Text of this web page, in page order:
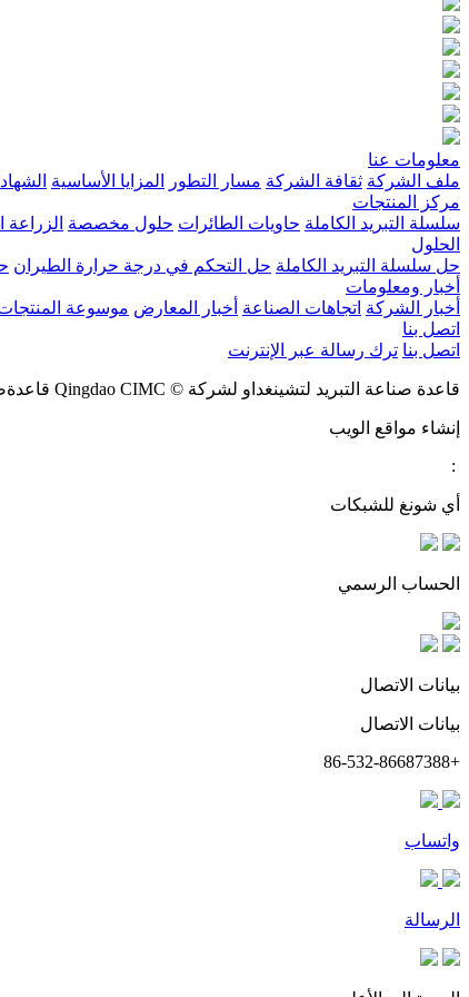
معلومات عنا
ملف الشركة ثقافة الشركة مسار التطور المزايا الأساسية
مركز المنتجات
سلسلة التبريد الكاملة حاويات الطائرات حلول مخصصة
الحلول
حل سلسلة التبريد الكاملة حل التحكم في درجة حرارة الطيران
أخبار ومعلومات
أخبار الشركة اتجاهات الصناعة أخبار المعارض موسوعة
اتصل بنا
اتصل بنا ترك رسالة عبر الإنترنت
قاعدة صناعة التبريد لتشينغداو لشركة © Qingdao CIMC قاعدةصناعةالتبريد
إنشاء مواقع الويب
:
أي شونغ للشبكات
الحساب الرسمي
بيانات الاتصال
بيانات الاتصال
+86-532-86687388
واتساب
الرسالة